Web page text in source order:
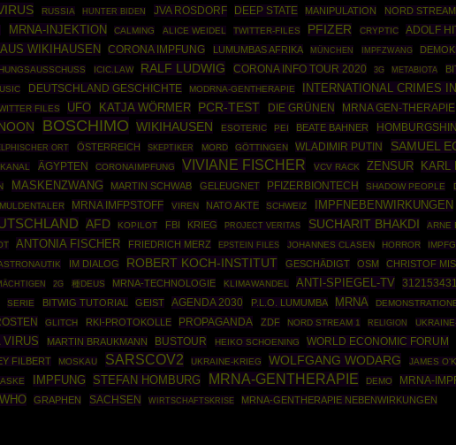
RUSSIA HUNTER BIDEN JVA ROSDORF DEEP STATE MANIPULATION NORD STREAM
MRNA-INJEKTION CALMING ALICE WEIDEL TWITTER-FILES PFIZER CRYPTIC ADOLF
WIKIHAUSEN CORONA IMPFUNG LUMUMBAS AFRIKA MÜNCHEN IMPFZWANG
ICIC.LAW RALF LUDWIG CORONA INFO TOUR 2020 3G METABIOTA
DEUTSCHLAND GESCHICHTE MODRNA-GENTHERAPIE INTERNATIONAL CRIMES
FILES UFO KATJA WÖRMER PCR-TEST DIE GRÜNEN MRNA GEN-THERAPIE
BOSCHIMO WIKIHAUSEN ESOTERIC PEI BEATE BAHNER
ORT ÖSTERREICH SKEPTIKER MORD GÖTTINGEN WLADIMIR PUTIN SAMUEL
ÄGYPTEN CORONAIMPFUNG VIVIANE FISCHER VCV RACK ZENSUR KARL
MASKENZWANG MARTIN SCHWAB GELEUGNET PFIZERBIONTECH SHADOW PEOPLE
MULDENTALER MRNA IMFPSTOFF VIREN NATO AKTE SCHWEIZ IMPFNEBENWIRKUNGEN
AFD KOPILOT FBI KRIEG PROJECT VERITAS SUCHARIT BHAKDI ARNE
ANTONIA FISCHER FRIEDRICH MERZ EPSTEIN FILES JOHANNES CLASEN HORROR
IM DIALOG ROBERT KOCH-INSTITUT GESCHÄDIGT OSM CHRISTOF
2G 種DEUS MRNA-TECHNOLOGIE KLIMAWANDEL ANTI-SPIEGEL-TV
SERIE BITWIG TUTORIAL GEIST AGENDA 2030 P.L.O. LUMUMBA MRNA
GLITCH RKI-PROTOKOLLE PROPAGANDA ZDF NORD STREAM 1 RELIGION
VIRUS MARTIN BRAUKMANN BUSTOUR HEIKO SCHOENING WORLD ECONOMIC FORUM
FILBERT MOSKAU SARSCOV2 UKRAINE-KRIEG WOLFGANG WODARG JAMES
IMPFUNG STEFAN HOMBURG MRNA-GENTHERAPIE DEMO MRNA-
WHO GRAPHEN SACHSEN WIRTSCHAFTSKRISE MRNA-GENTHERAPIE NEBENWIRKUNGEN